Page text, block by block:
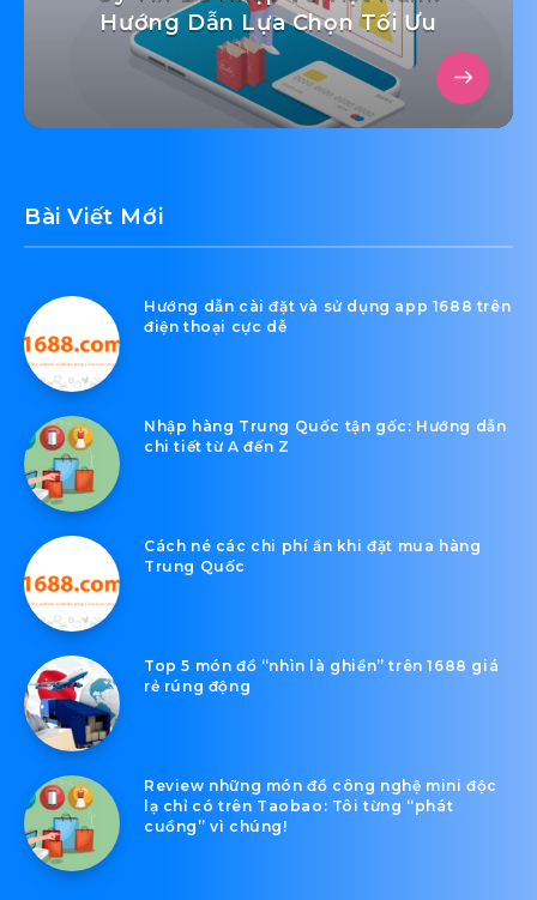
Hướng Dẫn Lựa Chọn Tối Ưu
Bài Viết Mới
Hướng dẫn cài đặt và sử dụng app 1688 trên
điện thoại cực dễ
Nhập hàng Trung Quốc tận gốc: Hướng dẫn
chi tiết từ A đến Z
Cách né các chi phí ẩn khi đặt mua hàng
Trung Quốc
Top 5 món đồ “nhìn là ghiền” trên 1688 giá
rẻ rúng động
Review những món đồ công nghệ mini độc
lạ chỉ có trên Taobao: Tôi từng “phát
cuồng” vì chúng!